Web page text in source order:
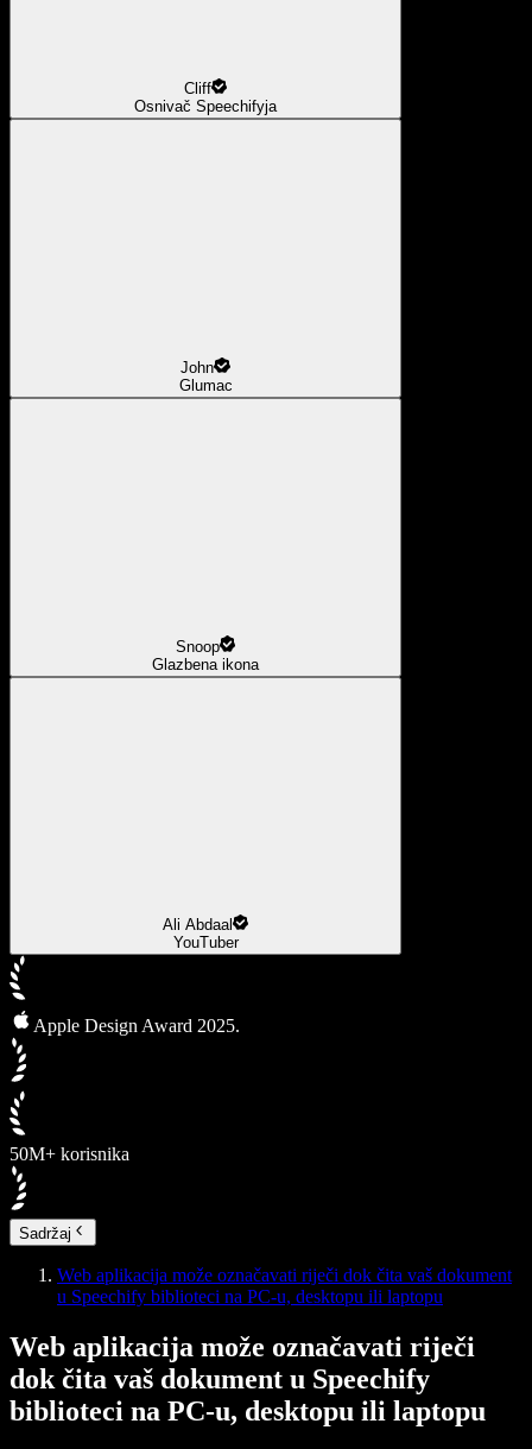
Cliff
Osnivač Speechifyja
John
Glumac
Snoop
Glazbena ikona
Ali Abdaal
YouTuber
Apple Design Award 2025.
50M+ korisnika
Sadržaj
Web aplikacija može označavati riječi dok čita vaš dokument
u Speechify biblioteci na PC-u, desktopu ili laptopu
Web aplikacija može označavati riječi
dok čita vaš dokument u Speechify
biblioteci na PC-u, desktopu ili laptopu